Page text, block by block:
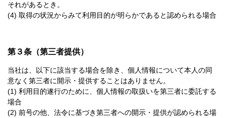
それがあるとき。
(4) 取得の状況からみて利用目的が明らかであると認められる場合
第３条（第三者提供）
当社は、以下に該当する場合を除き、個人情報について本人の同
意なく第三者に開示・提供することはありません。
(1) 利用目的遂行のために、個人情報の取扱いを第三者に委託する
場合
(2) 前号の他、法令に基づき第三者への開示・提供が認められる場